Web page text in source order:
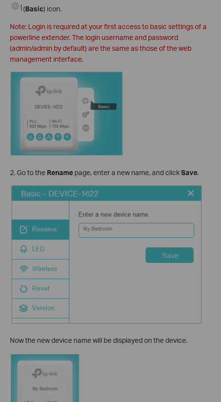
(Basic) icon.
Note: Login is required at your first access to basic settings of a
powerline extender. The login username and password
(admin/admin by default) are the same as those of the web
management interface.
2. Go to the Rename page, enter a new name, and clickSave.
Now the new device name will be displayed on the device.